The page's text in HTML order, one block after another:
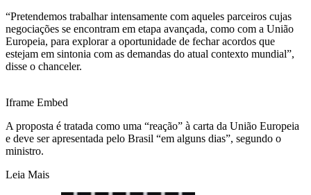
“Pretendemos trabalhar intensamente com aqueles parceiros cujas
negociações se encontram em etapa avançada, como com a União
Europeia, para explorar a oportunidade de fechar acordos que
estejam em sintonia com as demandas do atual contexto mundial”,
disse o chanceler.
Iframe Embed
A proposta é tratada como uma “reação” à carta da União Europeia
e deve ser apresentada pelo Brasil “em alguns dias”, segundo o
ministro.
Leia Mais